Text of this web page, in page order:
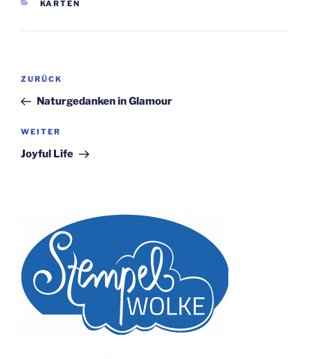
KATEGORIEN
KARTEN
Beitragsnavigation
Vorheriger
Beitrag
ZURÜCK
Naturgedanken in Glamour
Nächster
Beitrag
WEITER
Joyful Life